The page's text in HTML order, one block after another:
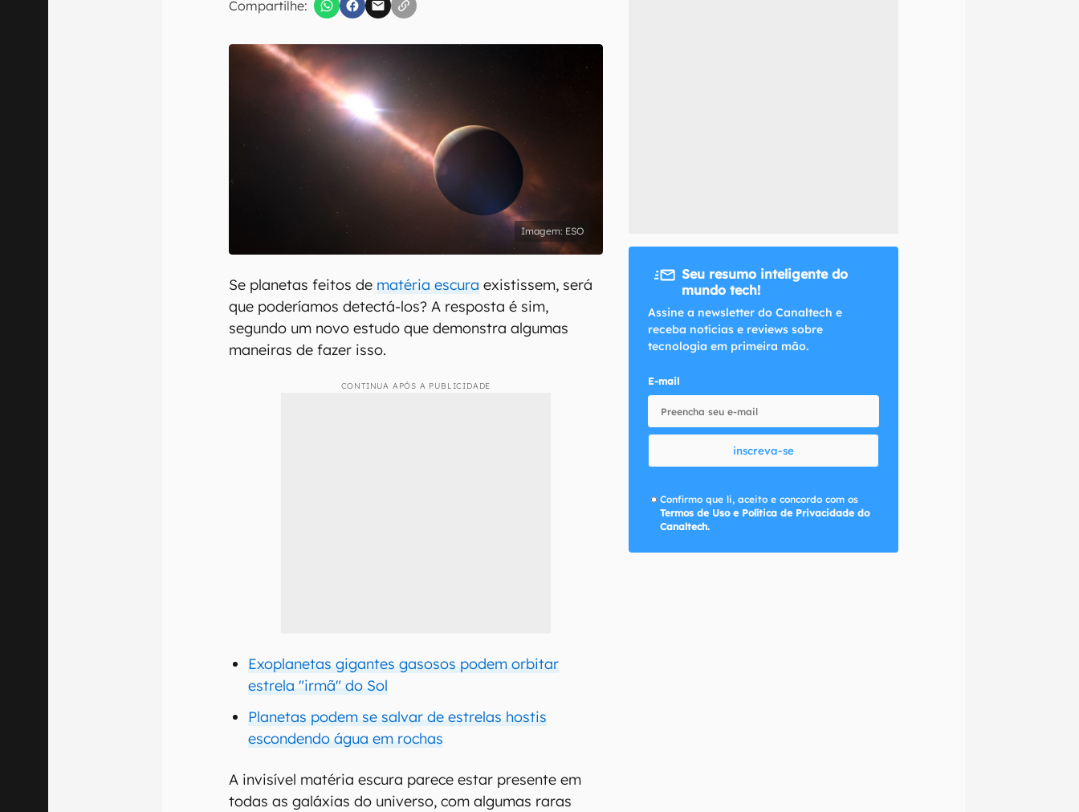
Compartilhe:
Confirmo que li, aceito e concordo com os
ESO
Se planetas feitos de matéria escura existissem, será
que poderíamos detectá-los? A resposta é sim,
segundo um novo estudo que demonstra algumas
maneiras de fazer isso.
CONTINUA APÓS A PUBLICIDADE
Exoplanetas gigantes gasosos podem orbitar
estrela "irmã" do Sol
Planetas podem se salvar de estrelas hostis
escondendo água em rochas
A invisível matéria escura parece estar presente em
todas as galáxias do universo, com algumas raras
Seu resumo inteligente do
mundo tech!
Assine a newsletter do Canaltech e
receba notícias e reviews sobre
tecnologia em primeira mão.
E-mail
inscreva-se
Confirmo que li, aceito e concordo com os
Termos de Uso e Política de Privacidade do
Canaltech.